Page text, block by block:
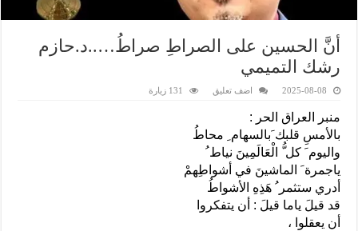
أنَّ الحسين على الصراطِ صراطُ…..د.حازم
رشك التميمي
2025-08-08 اضف تعليق 131 زيارة
منبر العراق الحر :
بالأمسِ قلبك َبالسهام ِ محاطُ
واليوم َ كل ُّ الْعَالَمِينَ نياط ُ
ياجمرة َ الماشينَ في أشواطِهمْ
أدري ستثمر ُ هَذِهِ الأشواطُ
قد قيلَ ياما قيلَ : أن يتفكروا
أن يعقلوا ،